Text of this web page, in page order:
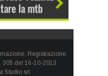
Registrazione
305 del 16-10-2013
Studio srl